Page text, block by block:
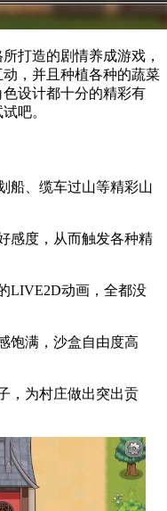
打造的剧情养成游戏，
，并且种植各种的蔬菜
设计都十分的精彩有
吧。
船、缆车过山等精彩山
感度，从而触发各种精
LIVE2D动画，全都没
饱满，沙盒自由度高
，为村庄做出突出贡